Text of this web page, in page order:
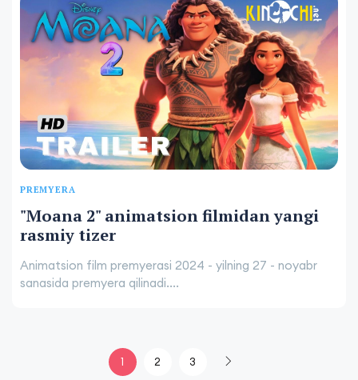
PREMYERA
"Moana 2" animatsion filmidan yangi
rasmiy tizer
Animatsion film premyerasi 2024 - yilning 27 - noyabr
sanasida premyera qilinadi....
1 2 3